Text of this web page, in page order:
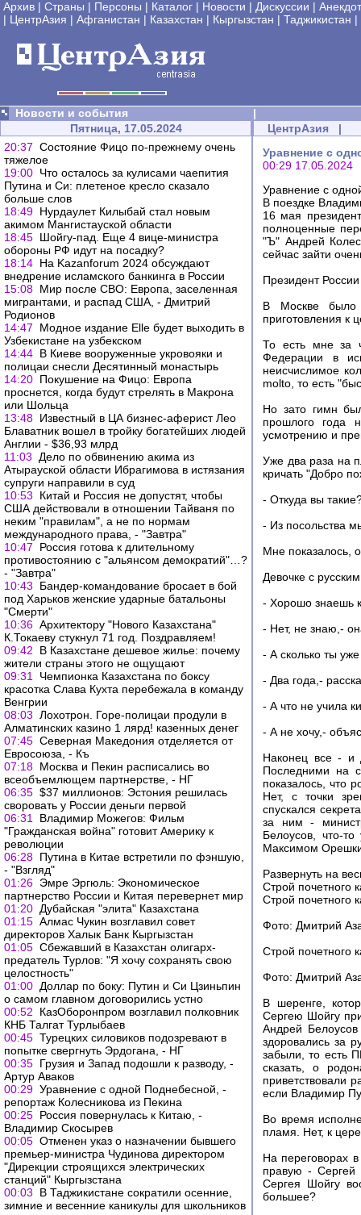
Архив | Страны | Персоны | Каталог | Новости | Дискуссии |
| ЦентрАзия | Афганистан | Казахстан | Кыргызстан | Таджикистан |
Новости и события
|
Пятница, 17.05.2024
20:37 Состояние Фицо по-прежнему очень
тяжелое
19:00 Что осталось за кулисами чаепития
Путина и Си: плетеное кресло сказало
больше слов
18:49 Нурдаулет Килыбай стал новым
акимом Мангистауской области
18:45 Шойгу-пад. Еще 4 вице-министра
обороны РФ идут на посадку?
18:14 На Kazanforum 2024 обсуждают
внедрение исламского банкинга в России
15:08 Мир после СВО: Европа, заселенная
мигрантами, и распад США, - Дмитрий
Родионов
14:47
Модное издание Elle будет выходить в
Узбекистане на узбекском
14:44 В Киеве вооруженные укровояки и
полицаи снесли Десятинный монастырь
14:20 Покушение на Фицо: Европа
проснется, когда будут стрелять в Макрона
или Шольца
13:48 Известный в ЦА бизнес-аферист Лео
Блаватник вошел в тройку богатейших людей
Англии - $36,93 млрд
11:03
Дело по обвинению акима из
Атырауской области Ибрагимова в истязания
супруги направили в суд
10:53
Китай и Россия не допустят, чтобы
США действовали в отношении Тайваня по
неким "правилам", а не по нормам
международного права, - "Завтра"
10:47
Россия готова к длительному
противостоянию с "альянсом демократий"…?
- "Завтра"
10:43
Бандер-командование бросает в бой
под Харьков женские ударные батальоны
"Смерти"
10:36 Архитектору "Нового Казахстана"
К.Токаеву стукнул 71 год. Поздравляем!
09:42
В Казахстане дешевое жилье: почему
жители страны этого не ощущают
09:31
Чемпионка Казахстана по боксу
красотка Слава Кухта перебежала в команду
Венгрии
08:03 Лохотрон. Горе-полицаи продули в
Алматинских казино 1 лярд! казенных денег
07:45 Северная Македония отделяется от
Евросоюза, - Къ
07:18 Москва и Пекин расписались во
всеобъемлющем партнерстве, - НГ
06:35 $37 миллионов: Эстония решилась
своровать у России деньги первой
06:31
Владимир Можегов: Фильм
"Гражданская война" готовит Америку к
революции
06:28 Путина в Китае встретили по фэншую,
- "Взгляд"
01:26 Эмре Эргюль: Экономическое
партнерство России и Китая перевернет мир
01:20 Дубайская "элита" Казахстана
01:15 Алмас Чукин возглавил совет
директоров Халык Банк Кыргызстан
01:05 Сбежавший в Казахстан олигарх-
предатель Турлов: "Я хочу сохранять свою
целостность"
01:00 Доллар по боку: Путин и Си Цзиньпин
о самом главном договорились устно
00:52
КазОборонпром возглавил полковник
КНБ Талгат Турлыбаев
00:45 Турецких силовиков подозревают в
попытке свергнуть Эрдогана, - НГ
00:35 Грузия и Запад подошли к разводу, -
Артур Аваков
00:29 Уравнение с одной Поднебесной, -
репортаж Колесникова из Пекина
00:25 Россия повернулась к Китаю, -
Владимир Скосырев
00:05 Отменен указ о назначении бывшего
премьер-министра Чудинова директором
"Дирекции строящихся электрических
станций" Кыргызстана
00:03
В Таджикистане сократили осенние,
зимние и весенние каникулы для школьников
ЦентрАзия |
Уравнение с
00:29 17.05.2024
Уравнение с
В поездке
16 мая
полноценные
"Ъ" Андрей
сейчас зайти
Президент
В Москве было
приготовления к
То есть мне за
Федерации в
неисчислимое
molto, то есть
Но зато гимн
прошлого года
усмотрению и
Уже два раза на
кричать "Добро
- Откуда вы
- Из посольства
Мне показалось,
Девочке с
- Хорошо знаешь
- Нет, не знаю,-
- А сколько ты
- Два года,-
- А что не учила
- А не хочу,-
Наконец все - и
Последними на
показалось, что
Нет, с точки
спускался
за ним -
Белоусов, что-
Максимом
Развернуть на
Строй почетного
Строй почетного
Фото: Дмитрий
Строй почетного
Фото: Дмитрий
В шеренге,
Сергею Шойгу
Андрей
здоровались за
забыли, то есть
сказать, о
приветствовали
если Владимир
Во время
пламя. Нет, к
На переговорах
правую - Сергей
Сергея Шойгу
большее?